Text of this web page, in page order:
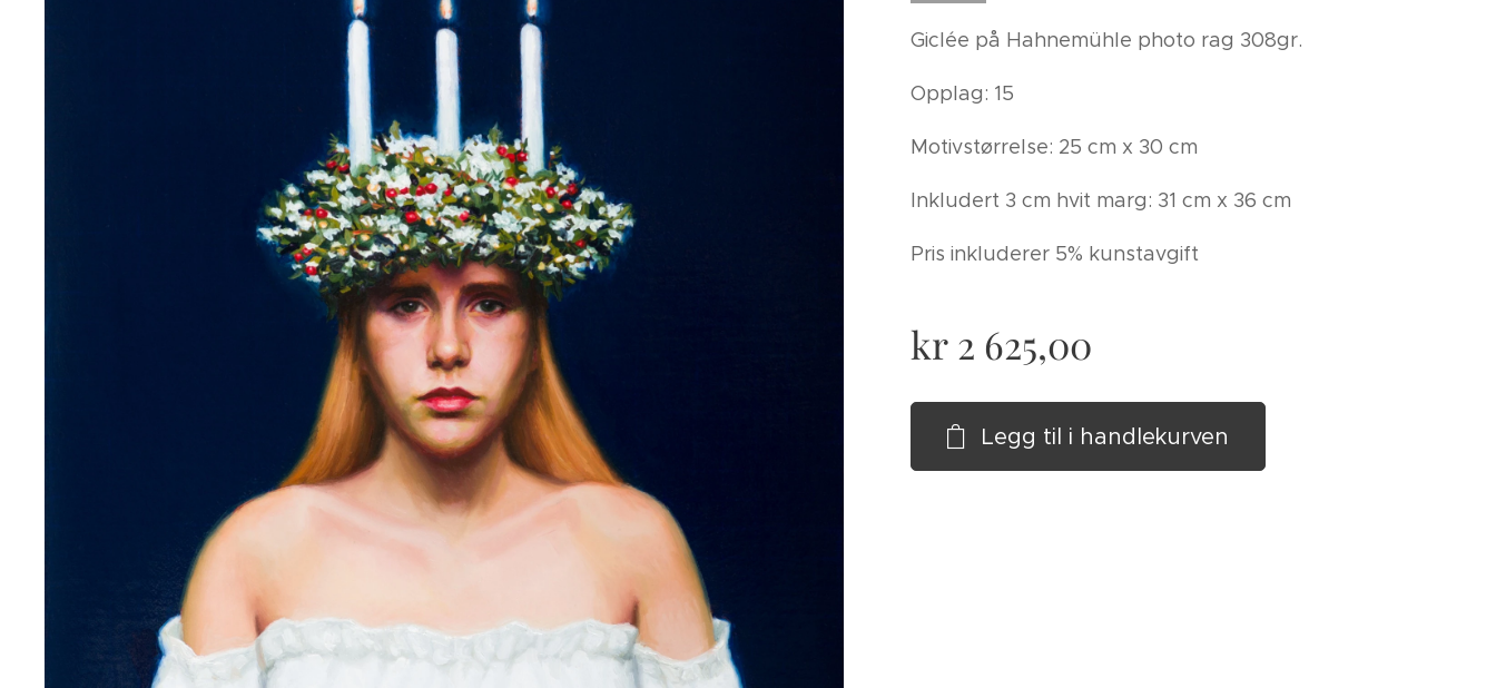
Giclée på Hahnemühle photo rag 308gr.
Opplag: 15
Motivstørrelse: 25 cm x 30 cm
Inkludert 3 cm hvit marg: 31 cm x 36 cm
Pris inkluderer 5% kunstavgift
kr2 625,00
Legg til i handlekurven